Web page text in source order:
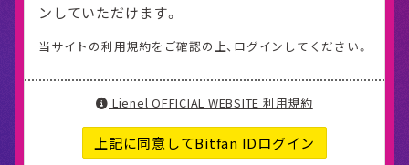
ンしていただけます。
当サイトの利用規約をご確認の上、ログインしてください。
Lienel OFFICIAL WEBSITE 利用規約
上記に同意してBitfan IDログイン